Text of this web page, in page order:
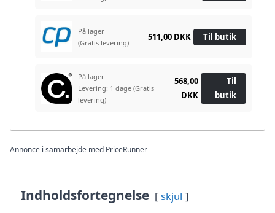
På lager
(Gratis levering)
511,00 DKK Til butik
På lager
Levering: 1 dage (Gratis
levering)
568,00
DKK
Til
butik
Annonce i samarbejde med PriceRunner
Indholdsfortegnelse skjul